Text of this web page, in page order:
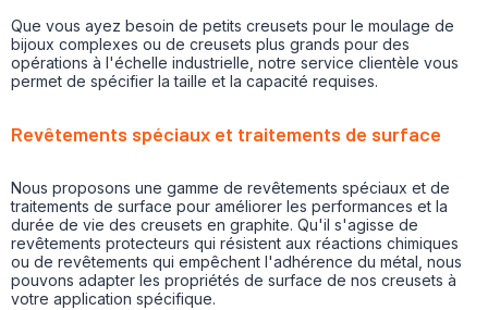
Que vous ayez besoin de petits creusets pour le moulage de
bijoux complexes ou de creusets plus grands pour des
opérations à l'échelle industrielle, notre service clientèle vous
permet de spécifier la taille et la capacité requises.
Revêtements spéciaux et traitements de surface
Nous proposons une gamme de revêtements spéciaux et de
traitements de surface pour améliorer les performances et la
durée de vie des creusets en graphite. Qu'il s'agisse de
revêtements protecteurs qui résistent aux réactions chimiques
ou de revêtements qui empêchent l'adhérence du métal, nous
pouvons adapter les propriétés de surface de nos creusets à
votre application spécifique.